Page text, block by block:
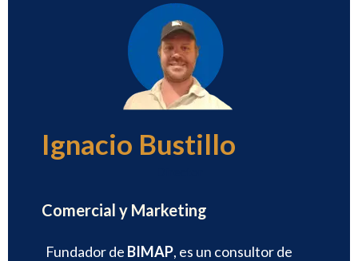
Ignacio Bustillo
Comercial y Marketing
Fundador de BIMAP, es un consultor de